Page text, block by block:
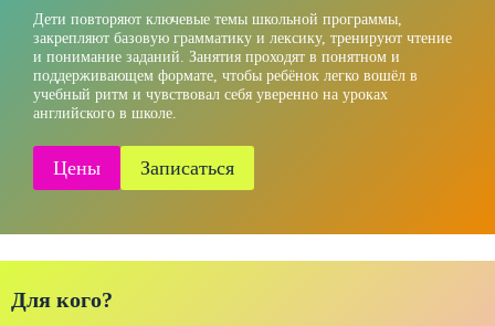
Дети повторяют ключевые темы школьной программы,
закрепляют базовую грамматику и лексику, тренируют чтение
и понимание заданий. Занятия проходят в понятном и
поддерживающем формате, чтобы ребёнок легко вошёл в
учебный ритм и чувствовал себя уверенно на уроках
английского в школе.
Цены Записаться
Для кого?